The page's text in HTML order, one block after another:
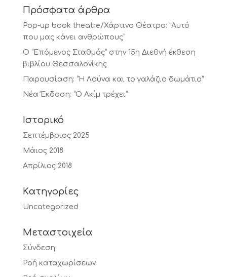
Πρόσφατα άρθρα
Pop-up book theatre/Χάρτινο Θέατρο: “Αυτό
που μας κάνει ανθρώπους”
Ο “Επόμενος Σταθμός” στην 15η Διεθνή έκθεση
βιβλίου Θεσσαλονίκης
Παρουσίαση: “Η Λούνα και το γαλάζιο δωμάτιο”
Νέα Έκδοση: “Ο Ακίμ τρέχει”
Ιστορικό
Σεπτέμβριος 2025
Μάιος 2018
Απρίλιος 2018
Kατηγορίες
Uncategorized
Μεταστοιχεία
Σύνδεση
Ροή καταχωρίσεων